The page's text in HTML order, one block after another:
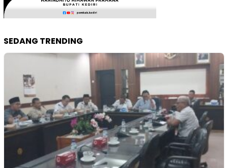
SEDANG TRENDING